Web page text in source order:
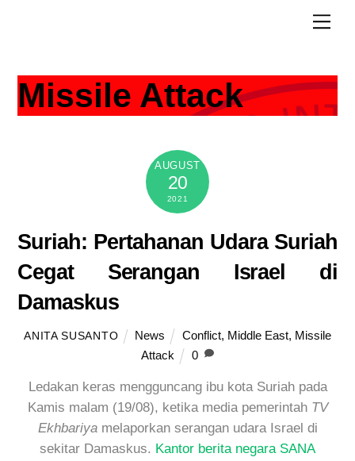
Missile Attack
AUGUST
20
2021
Suriah: Pertahanan Udara Suriah
Cegat Serangan Israel di
Damaskus
ANITA SUSANTO News Conflict, Middle East, Missile
Attack
0
Ledakan keras mengguncang ibu kota Suriah pada
Kamis malam (19/08), ketika media pemerintahTV
Ekhbariyamelaporkan serangan udara Israel di
sekitar Damaskus. Kantor berita negara SANA